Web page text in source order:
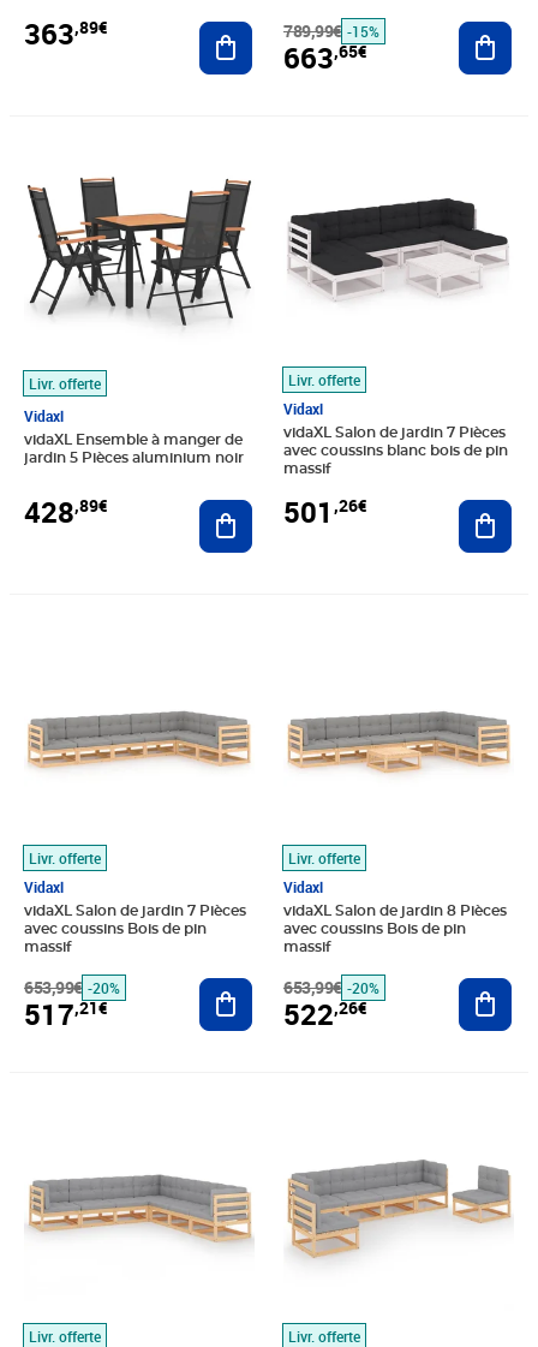
363,89€ Ajouter au panier
789,99€ -15%
663,65€
Livr. offerte
Vidaxl
vidaXL Ensemble à manger de
jardin 5 Pièces aluminium noir
428,89€ Ajouter au panier
Livr. offerte
Vidaxl
vidaXL Salon de jardin 7 Pièces
avec coussins blanc bois de pin
massif
501 ,26€
Livr. offerte
Vidaxl
vidaXL Salon de jardin 7 Pièces
avec coussins Bois de pin
massif
653,99€ -20%
517,21€
Ajouter au panier
Livr. offerte
Vidaxl
vidaXL Salon de jardin 8 Pièces
avec coussins Bois de pin
massif
653,99€ -20%
522,26€
Livr. offerte
Livr. offerte